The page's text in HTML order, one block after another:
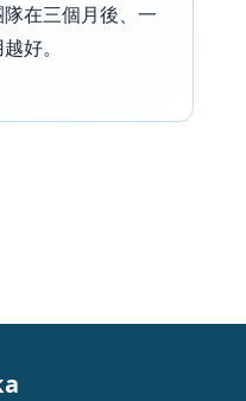
在三個月後、一
好。